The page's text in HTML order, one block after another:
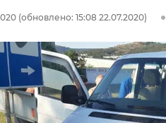
(обновлено: 15:08 22.07.2020)